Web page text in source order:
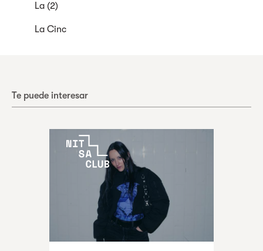
La (2)
La Cinc
Te puede interesar